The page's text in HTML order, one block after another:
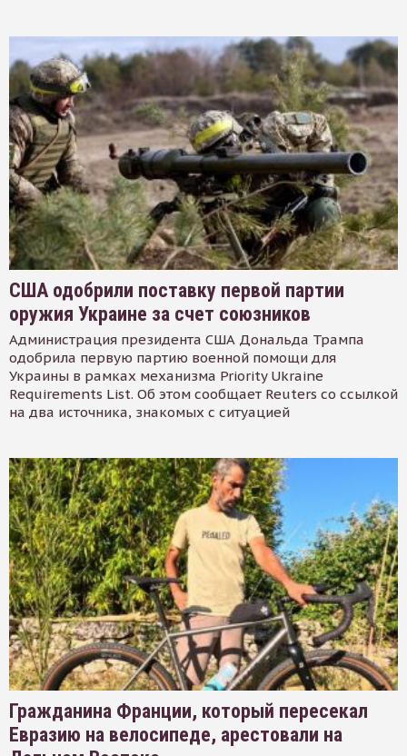
США одобрили поставку первой партии
оружия Украине за счет союзников
Администрация президента США Дональда Трампа
одобрила первую партию военной помощи для
Украины в рамках механизма Priority Ukraine
Requirements List. Об этом сообщает Reuters со ссылкой
на два источника, знакомых с ситуацией
Гражданина Франции, который пересекал
Евразию на велосипеде, арестовали на